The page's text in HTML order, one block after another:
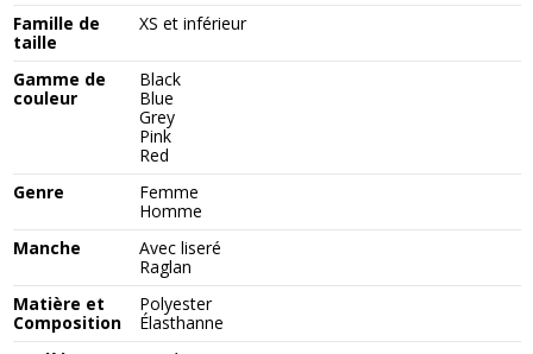
Famille de
taille
XS et inférieur
Gamme de
couleur
Black
Blue
Grey
Pink
Red
Genre
Femme
Homme
Manche
Avec liseré
Raglan
Matière et
Composition
Polyester
Élasthanne